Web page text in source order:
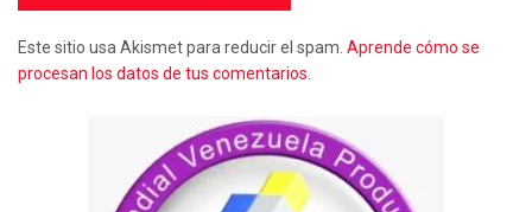
Este sitio usa Akismet para reducir el spam. Aprende cómo se
procesan los datos de tus comentarios.